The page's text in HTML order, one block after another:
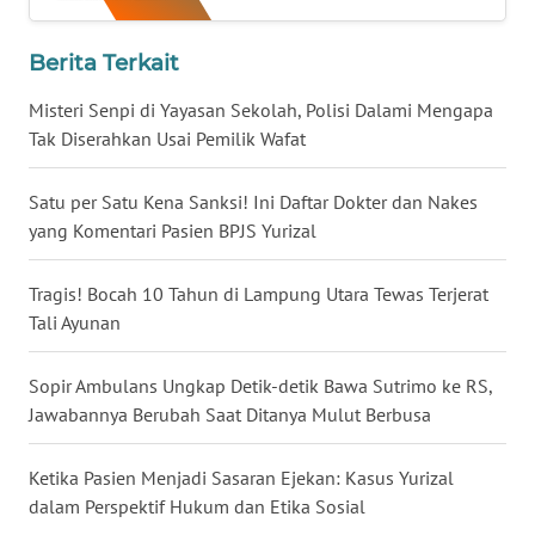
Berita Terkait
Misteri Senpi di Yayasan Sekolah, Polisi Dalami Mengapa
Tak Diserahkan Usai Pemilik Wafat
Satu per Satu Kena Sanksi! Ini Daftar Dokter dan Nakes
yang Komentari Pasien BPJS Yurizal
Tragis! Bocah 10 Tahun di Lampung Utara Tewas Terjerat
Tali Ayunan
Sopir Ambulans Ungkap Detik-detik Bawa Sutrimo ke RS,
Jawabannya Berubah Saat Ditanya Mulut Berbusa
Ketika Pasien Menjadi Sasaran Ejekan: Kasus Yurizal
dalam Perspektif Hukum dan Etika Sosial
BABEL
WN
SUMBAR
WN
SUMSEL
WN
BENGKULU
WN
LAMPUNG
WN
JATENG